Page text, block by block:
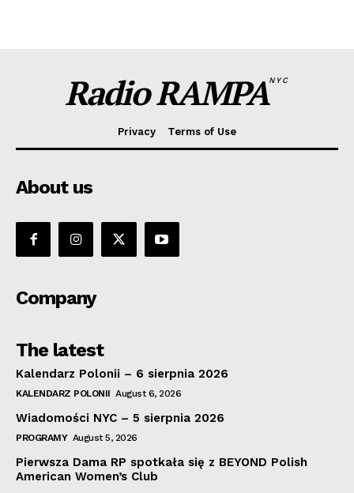
Radio RAMPANYC
Privacy Terms of Use
About us
Company
The latest
Kalendarz Polonii – 6 sierpnia 2026
KALENDARZ POLONII August 6, 2026
Wiadomości NYC – 5 sierpnia 2026
PROGRAMY August 5, 2026
Pierwsza Dama RP spotkała się z BEYOND Polish
American Women’s Club